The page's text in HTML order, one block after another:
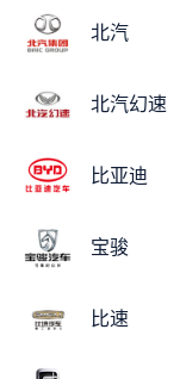
北汽
北汽幻速
比亚迪
宝骏
比速